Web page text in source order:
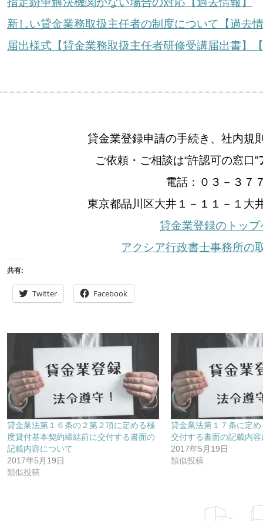
新しい貸金業務取扱主任者の制度について【過去
届出様式【貸金業務取扱主任者研修受講届出書】
貸金業登録申請の手続き、社内規
ご依頼・ご相談は“許認可の窓口”
電話：０３－３７
東京都品川区大井１－１１－１大
貸金業登録のトッ
アクシア行政書士事務所の
共有:
Twitter Facebook
貸金業法第１６条の２第２項に定める極
度貸付基本契約締結前に交付する書面の
記載内容について
2017年5月19日
類似投稿
貸金業法第１７条に定
交付する書面の記載内
2017年5月19日
類似投稿